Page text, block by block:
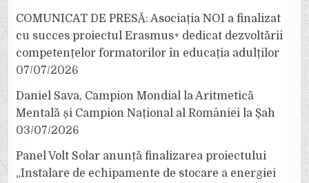
COMUNICAT DE PRESĂ: Asociația NOI a finalizat
cu succes proiectul Erasmus+ dedicat dezvoltării
competențelor formatorilor în educația adulților
07/07/2026
Daniel Sava, Campion Mondial la Aritmetică
Mentală și Campion Național al României la Șah
03/07/2026
Panel Volt Solar anunță finalizarea proiectului
„Instalare de echipamente de stocare a energiei